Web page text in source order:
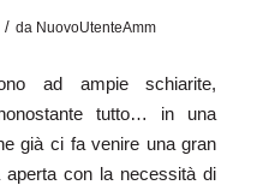
/ da NuovoUtenteAmm
ad ampie schiarite,
tutto… in una
già ci fa venire una gran
aperta con la necessità di